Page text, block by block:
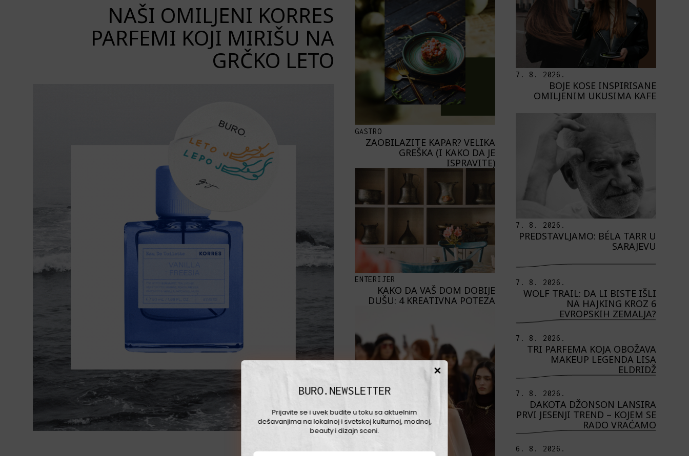
NAŠI OMILJENI KORRES
PARFEMI KOJI MIRIŠU NA
GRČKO LETO
GASTRO
ZAOBILAZITE KAPAR? VELIKA
GREŠKA (I KAKO DA JE
ISPRAVITE)
ENTERIJER
KAKO DA VAŠ DOM DOBIJE
DUŠU: 4 KREATIVNA POTEZA
7. 8. 2026.
BOJE KOSE INSPIRISANE
OMILJENIM UKUSIMA KAFE
7. 8. 2026.
PREDSTAVLJAMO: BÉLA TARR U
SARAJEVU
7. 8. 2026.
WOLF TRAIL: DA LI BISTE IŠLI
NA HAJKING KROZ 6
EVROPSKIH ZEMALJA?
7. 8. 2026.
TRI PARFEMA KOJA OBOŽAVA
MAKEUP LEGENDA LISA
ELDRIDŽ
7. 8. 2026.
DAKOTA DŽONSON LANSIRA
PRVI JESENJI TREND – KOJEM SE
RADO VRAĆAMO
6. 8. 2026.
BURO.NEWSLETTER
Prijavite se i uvek budite u toku sa aktuelnim
dešavanjima na lokalnoj i svetskoj kulturnoj, modnoj,
beauty i dizajn sceni.